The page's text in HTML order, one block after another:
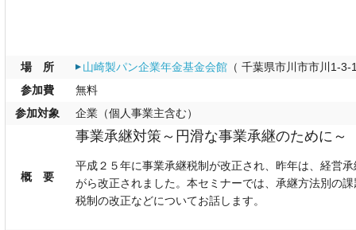
場 所 山崎製パン企業年金基金会館（ 千葉県市川市市川1-
参加費
無料
参加対象
企業（個人事業主含む）
概 要
事業承継対策～円滑な事業承継のために～
平成２５年に事業承継税制が改正され、昨年は、経営
がら改正されました。本セミナーでは、承継方法別の
税制の改正などについてお話します。